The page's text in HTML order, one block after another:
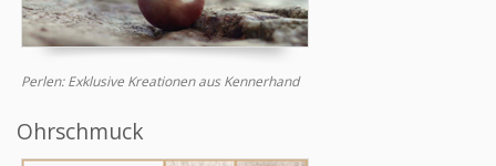
Perlen: Exklusive Kreationen aus Kennerhand
Ohrschmuck